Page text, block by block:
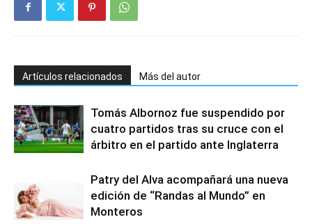
Artículos relacionados Más del autor
Tomás Albornoz fue suspendido por
cuatro partidos tras su cruce con el
árbitro en el partido ante Inglaterra
Patry del Alva acompañará una nueva
edición de “Randas al Mundo” en
Monteros